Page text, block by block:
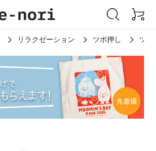
リラクゼーション ツボ押し ツ